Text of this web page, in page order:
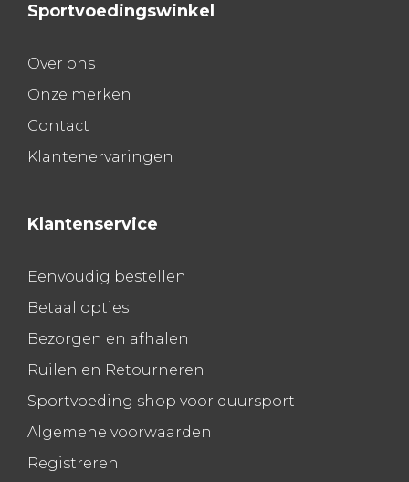
Sportvoedingswinkel
Over ons
Onze merken
Contact
Klantenervaringen
Klantenservice
Eenvoudig bestellen
Betaal opties
Bezorgen en afhalen
Ruilen en Retourneren
Sportvoeding shop voor duursport
Algemene voorwaarden
Registreren